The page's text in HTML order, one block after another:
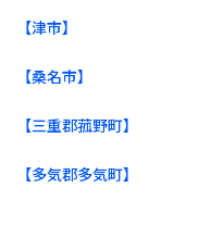
【津市】
【桑名市】
【三重郡菰野町】
【多気郡多気町】